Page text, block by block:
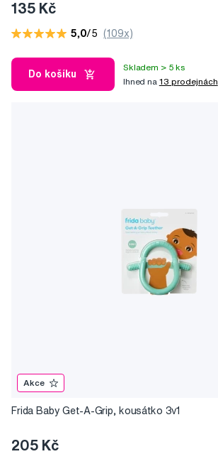
135 Kč
5,0/5 (109x)
Do košíku
Skladem > 5 ks
Ihned na 13 prodejnách
Akce
Frida Baby Get-A-Grip, kousátko 3v1
205 Kč